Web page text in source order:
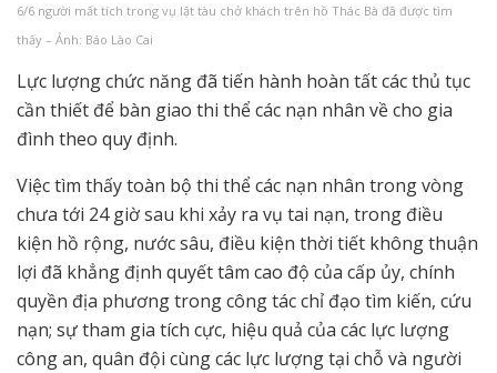
6/6 người mất tích trong vụ lật tàu chở khách trên hồ Thác Bà đã được tìm
thấy – Ảnh: Báo Lào Cai
Lực lượng chức năng đã tiến hành hoàn tất các thủ tục
cần thiết để bàn giao thi thể các nạn nhân về cho gia
đình theo quy định.
Việc tìm thấy toàn bộ thi thể các nạn nhân trong vòng
chưa tới 24 giờ sau khi xảy ra vụ tai nạn, trong điều
kiện hồ rộng, nước sâu, điều kiện thời tiết không thuận
lợi đã khẳng định quyết tâm cao độ của cấp ủy, chính
quyền địa phương trong công tác chỉ đạo tìm kiến, cứu
nạn; sự tham gia tích cực, hiệu quả của các lực lượng
công an, quân đội cùng các lực lượng tại chỗ và người